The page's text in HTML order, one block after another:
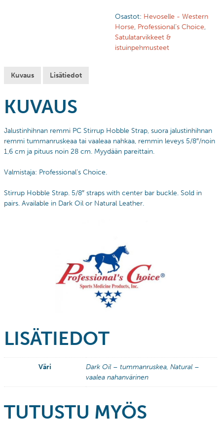
Osastot: Hevoselle - Western
Horse, Professional’s Choice,
Satulatarvikkeet &
istuinpehmusteet
Kuvaus Lisätiedot
KUVAUS
Jalustinhihnan remmi PC Stirrup Hobble Strap, suora jalustinhihnan
remmi tummanruskeaa tai vaaleaa nahkaa, remmin leveys 5/8″/noin
1,6 cm ja pituus noin 28 cm. Myydään pareittain.
Valmistaja: Professional’s Choice.
Stirrup Hobble Strap. 5/8″ straps with center bar buckle. Sold in
pairs. Available in Dark Oil or Natural Leather.
LISÄTIEDOT
Väri
Dark Oil – tummanruskea, Natural –
vaalea nahanvärinen
TUTUSTU MYÖS